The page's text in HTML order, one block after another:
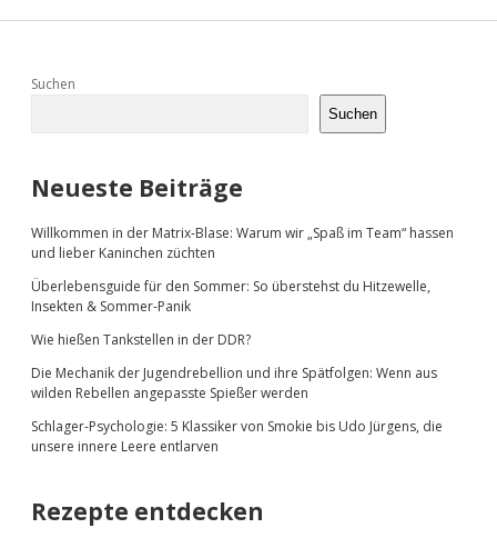
Sidebar
Suchen
Suchen
Neueste Beiträge
Willkommen in der Matrix-Blase: Warum wir „Spaß im Team“ hassen
und lieber Kaninchen züchten
Überlebensguide für den Sommer: So überstehst du Hitzewelle,
Insekten & Sommer-Panik
Wie hießen Tankstellen in der DDR?
Die Mechanik der Jugendrebellion und ihre Spätfolgen: Wenn aus
wilden Rebellen angepasste Spießer werden
Schlager-Psychologie: 5 Klassiker von Smokie bis Udo Jürgens, die
unsere innere Leere entlarven
Rezepte entdecken